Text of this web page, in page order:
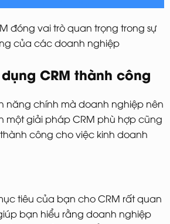
đóng vai trò quan trọng trong sự
của các doanh nghiệp
CRM thành công
năng chính mà doanh nghiệp nên
một giải pháp CRM phù hợp cũng
công cho việc kinh doanh
tiêu của bạn cho CRM rất quan
bạn hiểu rằng doanh nghiệp